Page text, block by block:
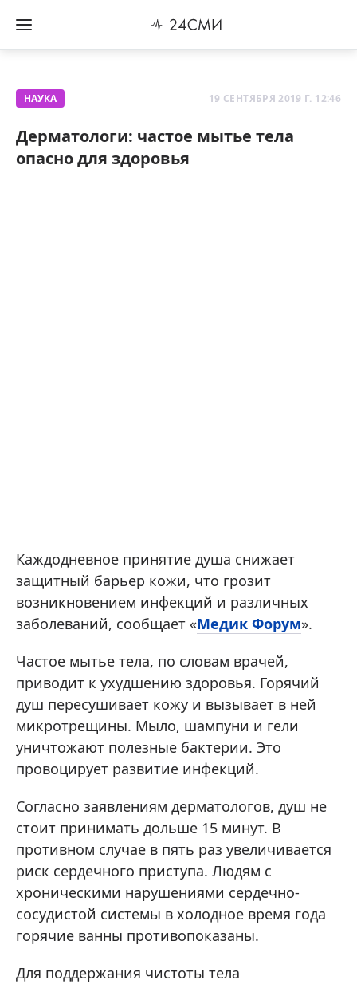
НАУКА 19 СЕНТЯБРЯ 2019 Г. 12:46
Дерматологи: частое мытье тела
опасно для здоровья
Каждодневное принятие душа снижает
защитный барьер кожи, что грозит
возникновением инфекций и различных
заболеваний, сообщает «Медик Форум».
Частое мытье тела, по словам врачей,
приводит к ухудшению здоровья. Горячий
душ пересушивает кожу и вызывает в ней
микротрещины. Мыло, шампуни и гели
уничтожают полезные бактерии. Это
провоцирует развитие инфекций.
Согласно заявлениям дерматологов, душ не
стоит принимать дольше 15 минут. В
противном случае в пять раз увеличивается
риск сердечного приступа. Людям с
хроническими нарушениями сердечно-
сосудистой системы в холодное время года
горячие ванны противопоказаны.
Для поддержания чистоты тела